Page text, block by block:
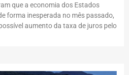
que a economia dos Estados
forma inesperada no mês passado,
aumento da taxa de juros pelo